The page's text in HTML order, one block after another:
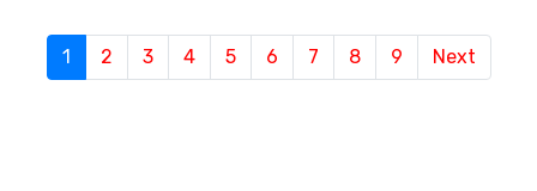
1 (current)
2 3 4 5 6 7 8 9 Next
S
e